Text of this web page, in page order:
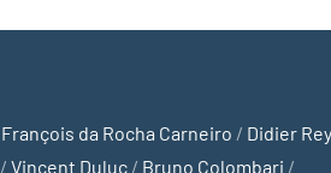
François da Rocha Carneiro / Didier Rey
/ Vincent Duluc/ Bruno Colombari /